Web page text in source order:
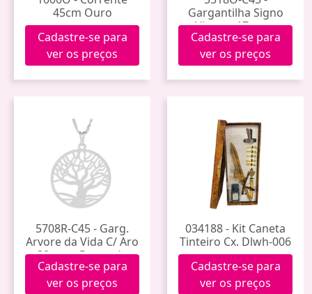
45cm Ouro
Cadastre-se para
ver os preços
Gargantilha Signo
Virgem 17mm -
Dourado Corrente
45cm
Cadastre-se para
ver os preços
5708R-C45 - Garg.
Arvore da Vida C/ Aro
30mm - Prateado
Corrente 45cm
Cadastre-se para
ver os preços
034188 - Kit Caneta
Tinteiro Cx. Dlwh-006
Cadastre-se para
ver os preços